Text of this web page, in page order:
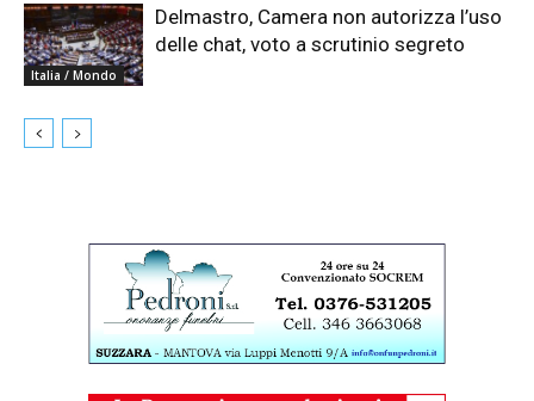
Italia / Mondo
Delmastro, Camera non autorizza l’uso
delle chat, voto a scrutinio segreto